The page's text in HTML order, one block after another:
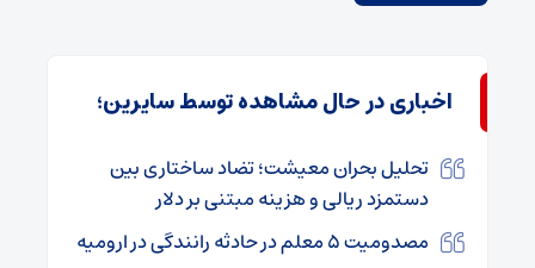
اخباری در حال مشاهده توسط سایرین؛
تحلیل بحران معیشت؛ تضاد ساختاری بین
دستمزد ریالی و هزینه‌ مبتنی بر دلار
مصدومیت ۵ معلم در حادثه رانندگی در ارومیه